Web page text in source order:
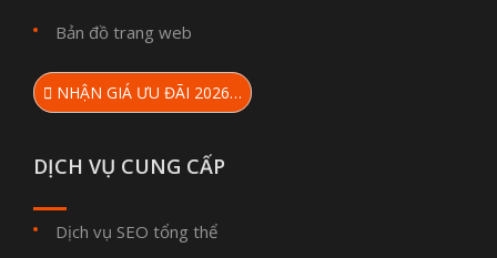
Bản đồ trang web
NHẬN GIÁ ƯU ĐÃI 2026…
DỊCH VỤ CUNG CẤP
Dịch vụ SEO tổng thể